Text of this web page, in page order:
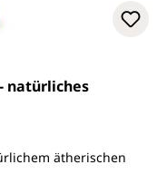
von 5 Sternen
natürliches
ätherischen